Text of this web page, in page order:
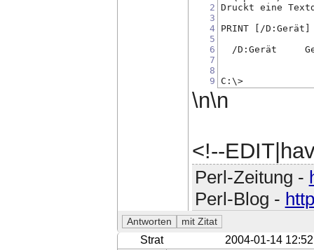
2
3
4
5
6
7
8
9
Druckt eine
PRINT [/
/D:Gerät
C:\>
\n\n
<!--
Perl-Zeitung -
Perl-Blog -
Strat 2004-01-14 12:52